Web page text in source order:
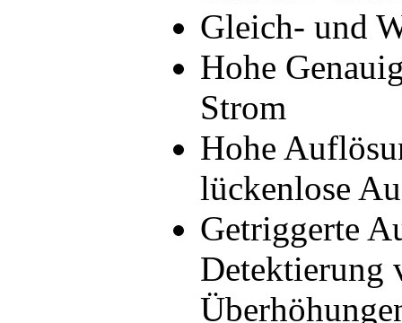
Gleich- und
Hohe
Strom
Hohe
lückenlose
Getriggerte
Detektierung